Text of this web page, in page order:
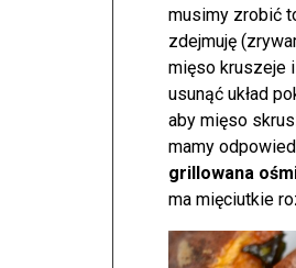
musimy zrobić
zdejmuję
mięso kruszeje
usunąć układ
aby mięso
mamy
grillowana
ma mięciutkie